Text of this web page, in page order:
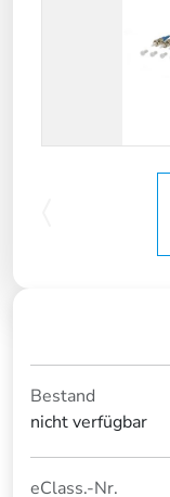
Bestand
nicht verfügbar
eClass.-Nr.